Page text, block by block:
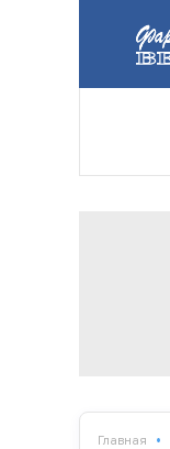
Главная •